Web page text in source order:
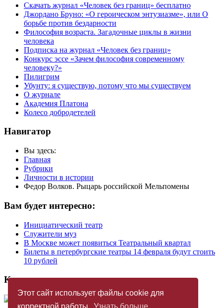
Этот сайт использует файлы cookie для
Скачать журнал «Человек без границ» бесплатно
Джордано Бруно: «О героическом энтузиазме», или О
борьбе против бездарности
Философия возраста. Загадочные циклы в жизни
человека
Подписка на журнал «Человек без границ»
Конкурс эссе «Зачем философия современному
человеку?»
Пилигрим
Убунту: я существую, потому что мы существуем
О журнале
Академия Платона
Колесо добродетелей
Навигатор
Вы здесь:
Главная
Рубрики
Личности в истории
Федор Волков. Рыцарь российской Мельпомены
Вам будет интересно:
Инициатический театр
Служители муз
В Москве может появиться Театральный квартал
Билеты в петербургские театры 14 февраля будут стоить
10 рублей
Купить журнал